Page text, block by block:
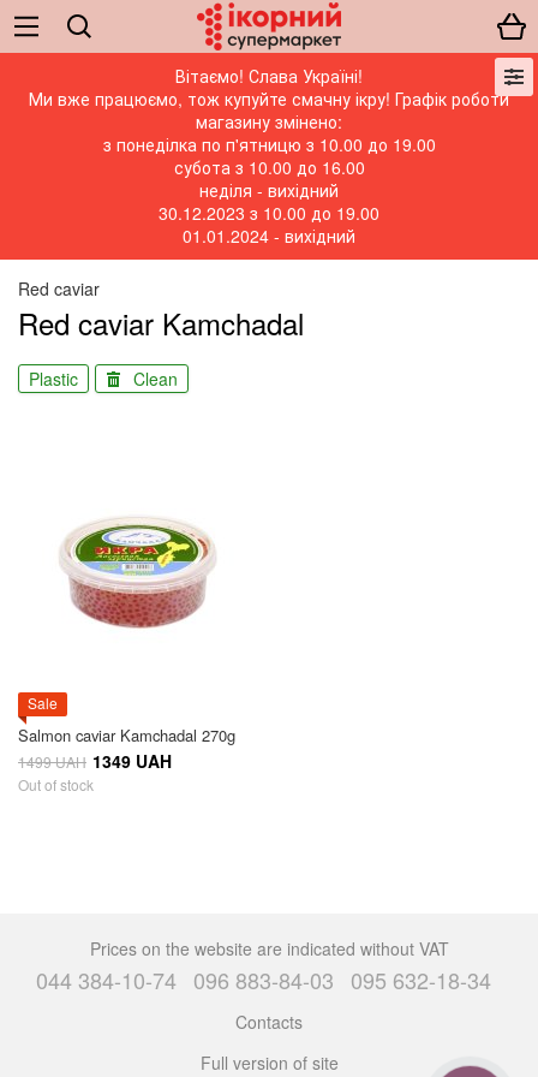
Вітаємо! Слава Україні!
Ми вже працюємо, тож купуйте смачну ікру! Графік роботи
магазину змінено:
з понеділка по п'ятницю з 10.00 до 19.00
субота з 10.00 до 16.00
неділя - вихідний
30.12.2023 з 10.00 до 19.00
01.01.2024 - вихідний
Red caviar
Red caviar Kamchadal
Plastic Clean
Sale
Salmon caviar Kamchadal 270g
1499 UAH 1349 UAH
Out of stock
Prices on the website are indicated without VAT
044 384-10-74 096 883-84-03 095 632-18-34
Contacts
Full version of site